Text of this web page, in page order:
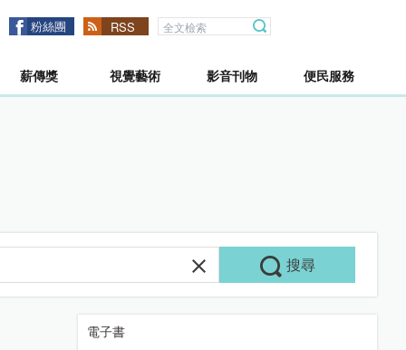
粉絲團 RSS
薪傳獎 視覺藝術 影音刊物 便民服務
搜尋
電子書